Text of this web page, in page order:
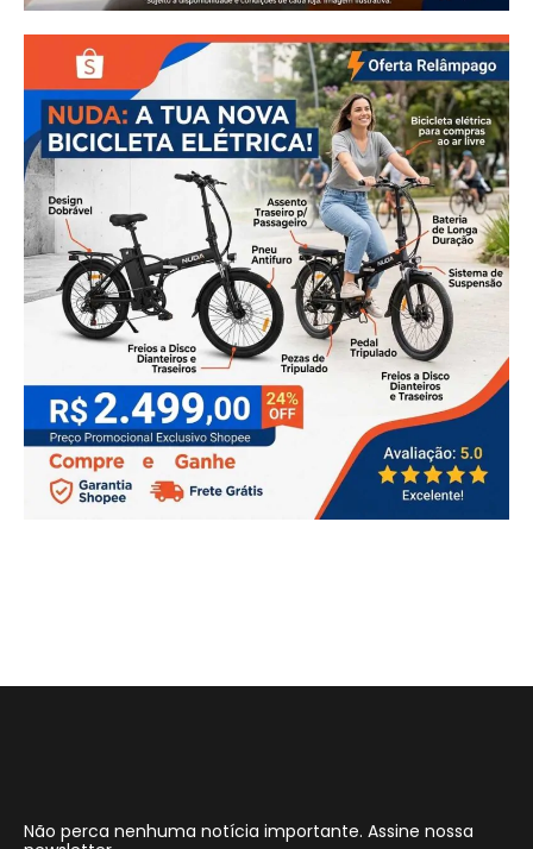
Não perca nenhuma notícia importante. Assine nossa